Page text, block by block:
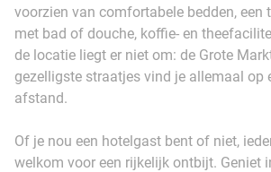
voorzien van comfortabele bedden, een
met bad of douche, koffie- en
de locatie liegt er niet om: de Grote
gezelligste straatjes vind je allemaal op
afstand.
Of je nou een hotelgast bent of niet,
welkom voor een rijkelijk ontbijt. Geniet